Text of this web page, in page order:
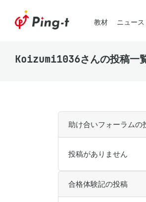
教材 ニュース
Koizumi1036さんの投稿一
助け合いフォーラムの
投稿がありません
合格体験記の投稿